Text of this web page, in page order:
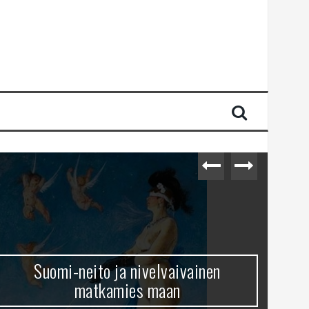
Suomi-neito ja nivelvaivainen
matkamies maan